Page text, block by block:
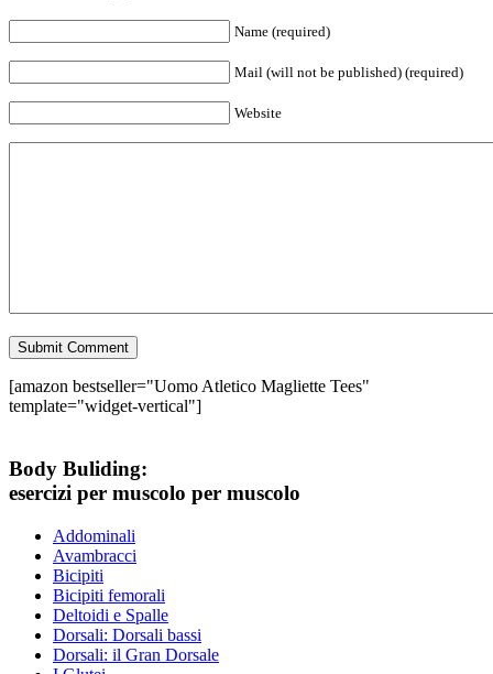
Name (required)
Mail (will not be published) (required)
Website
[amazon bestseller="Uomo Atletico Magliette Tees"
template="widget-vertical"]
Body Buliding:
esercizi per muscolo per muscolo
Addominali
Avambracci
Bicipiti
Bicipiti femorali
Deltoidi e Spalle
Dorsali: Dorsali bassi
Dorsali: il Gran Dorsale